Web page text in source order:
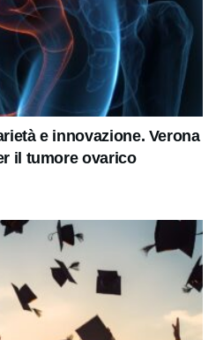
e innovazione. Verona
il tumore ovarico